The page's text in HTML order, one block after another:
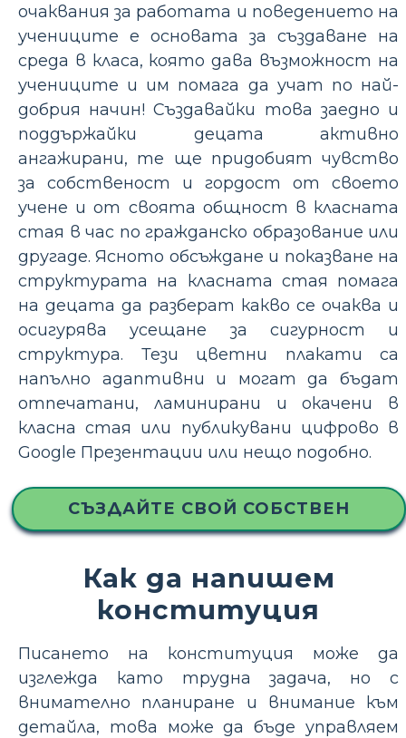
очаквания за работата и поведението на
учениците е основата за създаване на
среда в класа, която дава възможност на
учениците и им помага да учат по най-
добрия начин! Създавайки това заедно и
поддържайки децата активно
ангажирани, те ще придобият чувство
за собственост и гордост от своето
учене и от своята общност в класната
стая в час по гражданско образование или
другаде. Ясното обсъждане и показване на
структурата на класната стая помага
на децата да разберат какво се очаква и
осигурява усещане за сигурност и
структура. Тези цветни плакати са
напълно адаптивни и могат да бъдат
отпечатани, ламинирани и окачени в
класна стая или публикувани цифрово в
Google Презентации или нещо подобно.
СЪЗДАЙТЕ СВОЙ СОБСТВЕН
Как да напишем
конституция
Писането на конституция може да
изглежда като трудна задача, но с
внимателно планиране и внимание към
детайла, това може да бъде управляем